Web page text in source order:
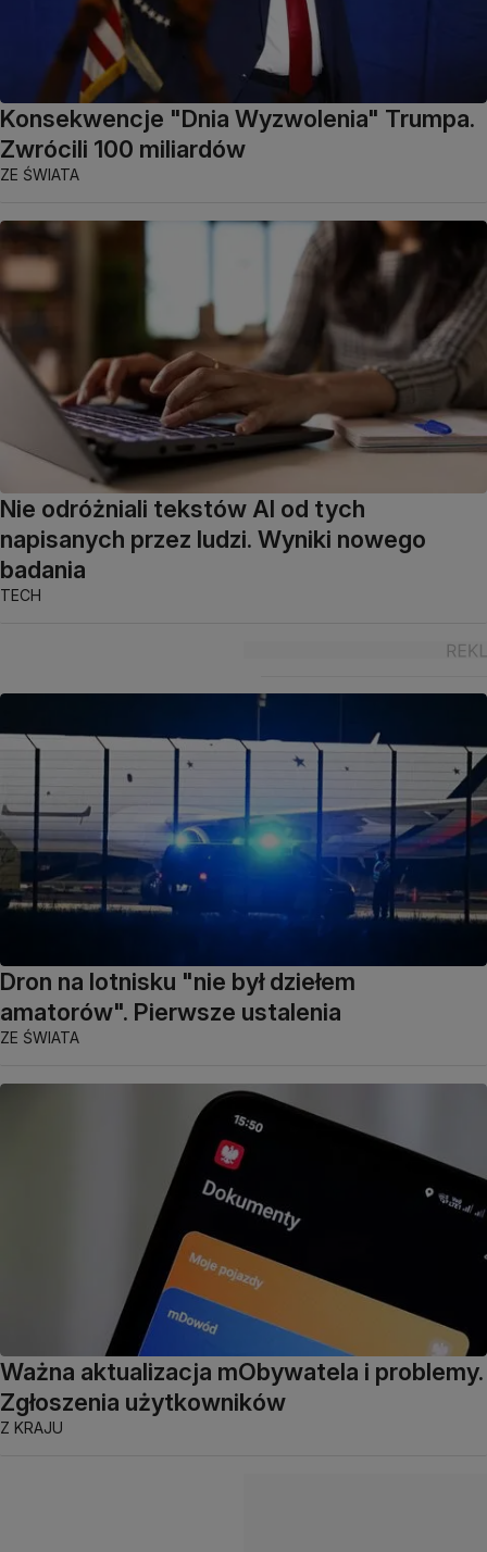
Konsekwencje "Dnia Wyzwolenia" Trumpa.
Zwrócili 100 miliardów
ZE ŚWIATA
Nie odróżniali tekstów AI od tych
napisanych przez ludzi. Wyniki nowego
badania
TECH
Dron na lotnisku "nie był dziełem
amatorów". Pierwsze ustalenia
ZE ŚWIATA
Ważna aktualizacja mObywatela i problemy.
Zgłoszenia użytkowników
Z KRAJU